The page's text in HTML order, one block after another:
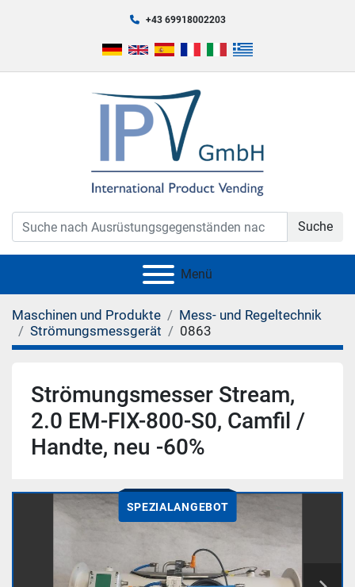
+43 69918002203
Suche
Menü
Maschinen und Produkte
Mess- und Regeltechnik
Strömungsmessgerät
0863
Strömungsmesser Stream,
2.0 EM-FIX-800-S0, Camfil /
Handte, neu -60%
SPEZIALANGEBOT